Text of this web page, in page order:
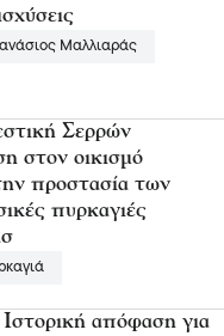
Μαλλιαράς
Σερρών
στον οικισμό
προστασία των
πυρκαγιές
απόφαση για